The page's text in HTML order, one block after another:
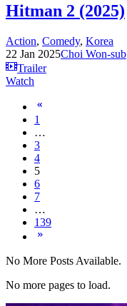
Hitman 2 (2025)
Action, Comedy, Korea
22 Jan 2025Choi Won-sub
Trailer
Watch
1
…
3
4
5
6
7
…
139
No More Posts Available.
No more pages to load.